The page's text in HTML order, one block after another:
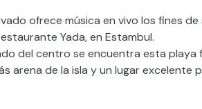
ofrece música en vivo los fines
Yada, en Estambul.
del centro se encuentra esta
arena de la isla y un lugar excelente